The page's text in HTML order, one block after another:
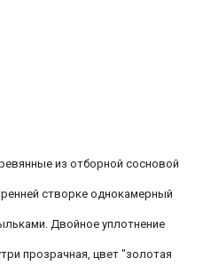
из отборной сосновой
створке однокамерный
Двойное уплотнение
прозрачная, цвет "золотая